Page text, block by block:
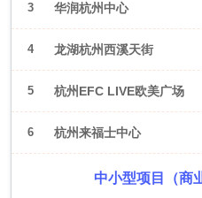
3 华润杭州中心
4 龙湖杭州西溪天街
5 杭州EFC LIVE欧美广场
6 杭州来福士中心
中小型项目（商